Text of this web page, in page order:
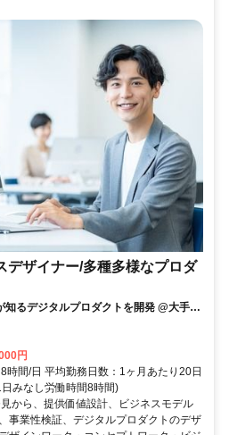
デザイナー/多種多様なプロダ
るデジタルプロダクトを開発 @大手町
円
時間/日 平均勤務日数：1ヶ月あたり20日
みなし労働時間8時間)
から、提供価値設計、ビジネスモデル
事業性検証、デジタルプロダクトのデザ